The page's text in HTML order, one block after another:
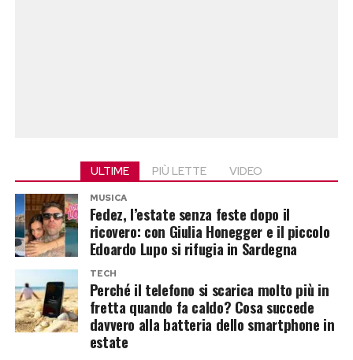
Tra vip litigiosi, politici di schieramenti
contrapposti, nel video che vi proponiamo il
bacio più bello è quello di Matteo Renzi. Per
certi versi forse il più credibile Renzi. Del resto lo
pensano in molto: mentre da ragazzi, i suoi
coetanei avevano in camera il poster dei Duran
Duran o di Roby Baggio, lui aveva attaccata alla
parete una sua gigantografia. Autografata da sé
medesimo. Quando si dice il narcisismo…
ULTIME PIÙ LETTE VIDEO
MUSICA
Fedez, l’estate senza feste dopo il
ricovero: con Giulia Honegger e il piccolo
Edoardo Lupo si rifugia in Sardegna
TECH
Perché il telefono si scarica molto più in
fretta quando fa caldo? Cosa succede
davvero alla batteria dello smartphone in
estate